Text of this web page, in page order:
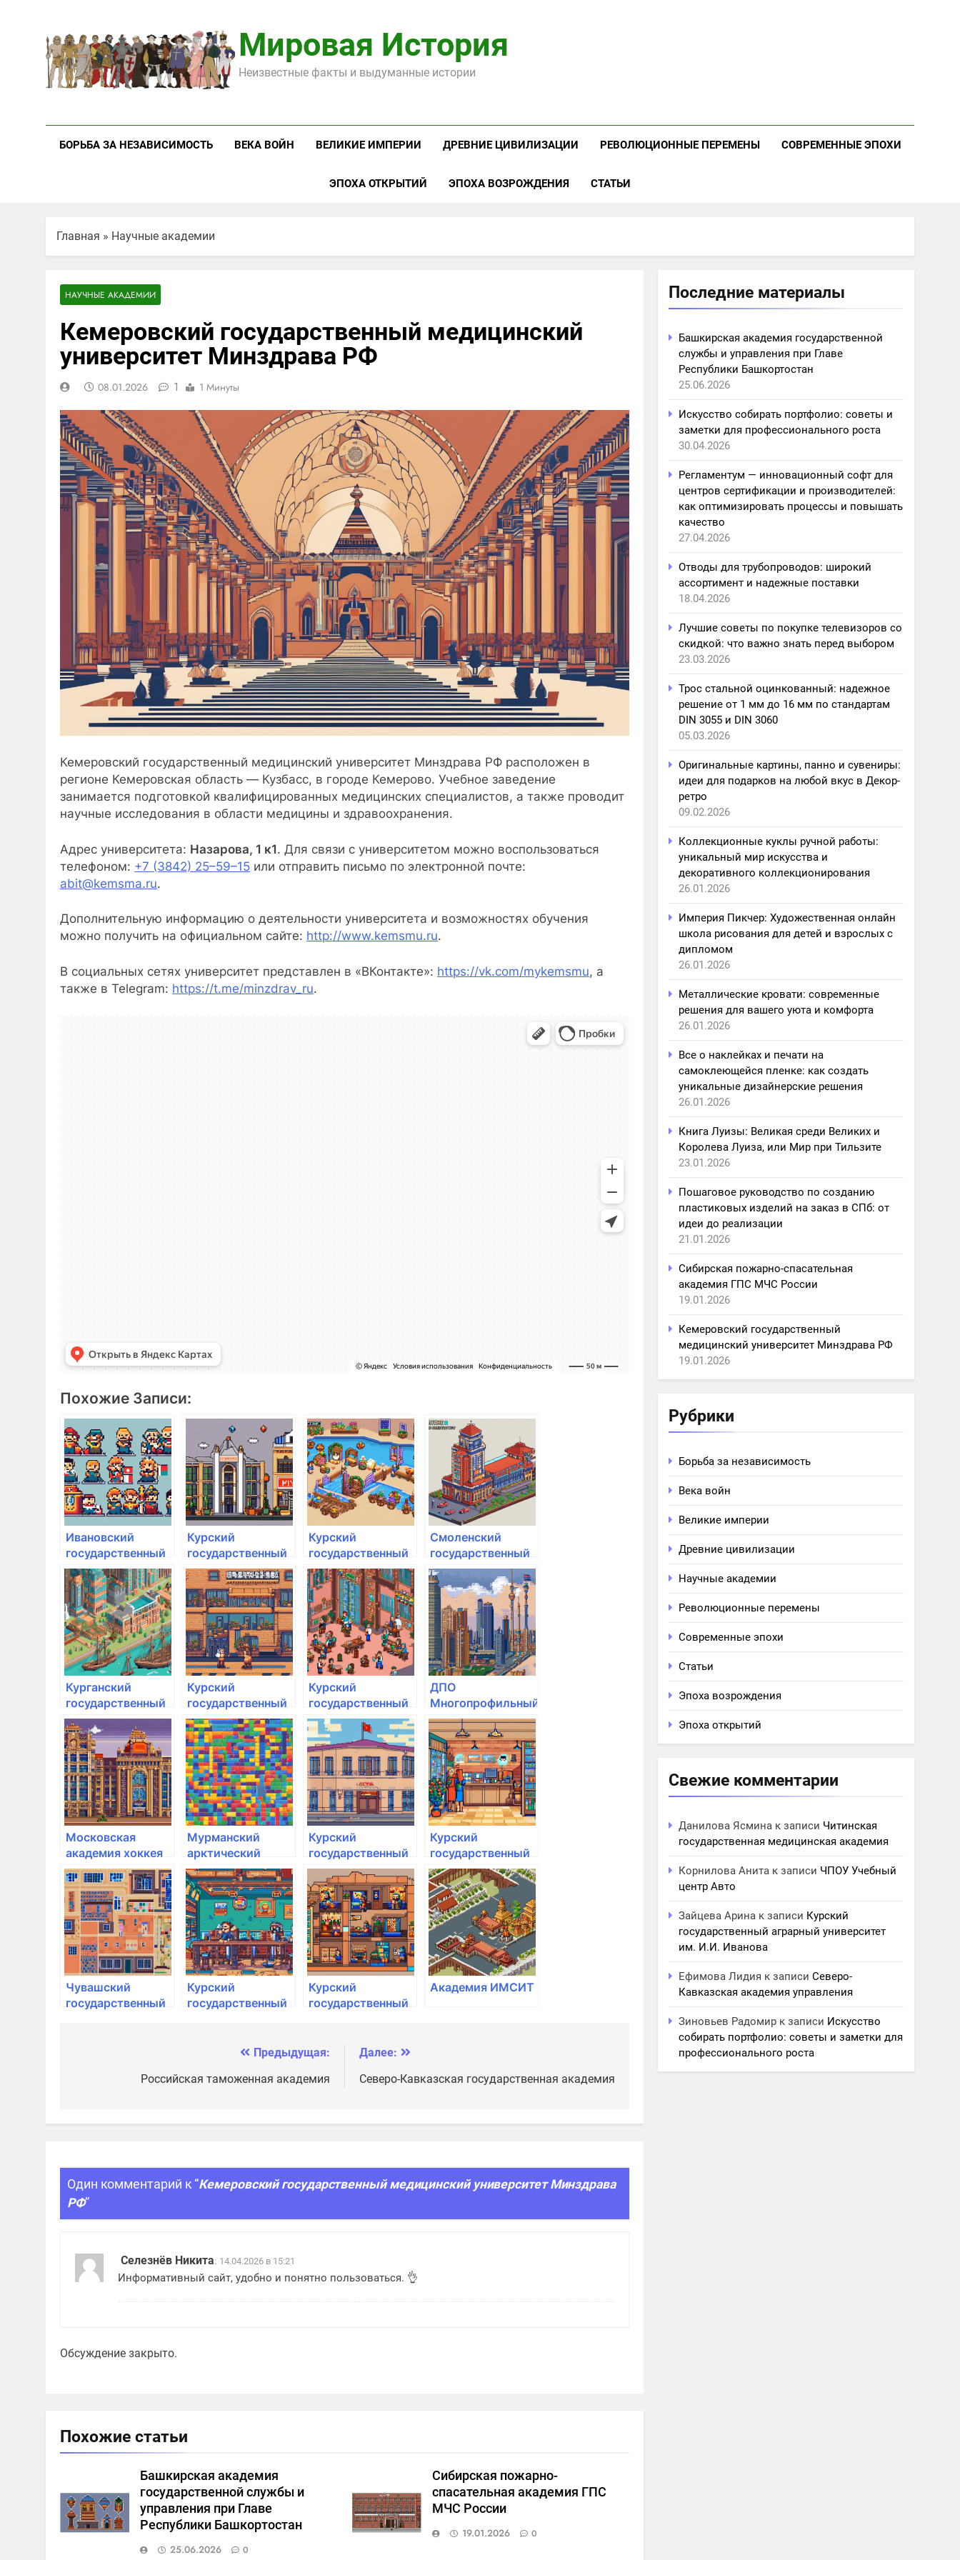
содержимому
Мировая История
Неизвестные факты и выдуманные истории
БОРЬБА ЗА НЕЗАВИСИМОСТЬ ВЕКА ВОЙН ВЕЛИКИЕ ИМПЕРИИ ДРЕВНИЕ ЦИВИЛИЗАЦИИ РЕВОЛЮЦИОННЫЕ ПЕРЕМЕНЫ СОВРЕМЕННЫЕ ЭПОХИ
ЭПОХА ОТКРЫТИЙ ЭПОХА ВОЗРОЖДЕНИЯ СТАТЬИ
Главная » Научные академии
НАУЧНЫЕ АКАДЕМИИ
Кемеровский государственный медицинский
университет Минздрава РФ
08.01.2026 1 1 Минуты
Кемеровский государственный медицинский университет Минздрава РФ расположен в
регионе Кемеровская область — Кузбасс, в городе Кемерово. Учебное заведение
занимается подготовкой квалифицированных медицинских специалистов, а также проводит
научные исследования в области медицины и здравоохранения.
Адрес университета: Назарова, 1 к1. Для связи с университетом можно воспользоваться
телефоном: +7 (3842) 25–59–15 или отправить письмо по электронной почте:
abit@kemsma.ru.
Дополнительную информацию о деятельности университета и возможностях обучения
можно получить на официальном сайте: http://www.kemsmu.ru.
В социальных сетях университет представлен в «ВКонтакте»: https://vk.com/mykemsmu, а
также в Telegram: https://t.me/minzdrav_ru.
Похожие Записи:
Ивановский
государственный
медицинский
университет
Минздрава
России
Курский
государственный
аграрный
университет им.
И.И. Иванова
Курский
государственный
аграрный
университет им.
И.И. Иванова
Смоленский
государственный
университет
спорта
Курганский
государственный
университет
Курский
государственный
аграрный
университет им.
И.И. Иванова
Курский
государственный
аграрный
университет им.
И.И. Иванова
ДПО
Многопрофильный
университет
инновационных
технологий
Московская
академия хоккея
Мурманский
арктический
государственный
университет
Курский
государственный
аграрный
университет им.
И.И. Иванова
Курский
государственный
аграрный
университет им.
И.И. Иванова
Чувашский
государственный
Курский
государственный
И.И. Иванова
Курский
государственный
И.И. Иванова
Академия ИМСИТ
Предыдущая:
Российская таможенная академия
Далее:
Северо-Кавказская государственная академия
Один комментарий к “Кемеровский государственный медицинский университет Минздрава
РФ”
Селезнёв Никита: 14.04.2026 в 15:21
Информативный сайт, удобно и понятно пользоваться. 👌
Обсуждение закрыто.
Похожие статьи
Башкирская академия
государственной службы и
управления при Главе
Республики Башкортостан
25.06.2026 0
Сибирская пожарно-
спасательная академия ГПС
МЧС России
19.01.2026 0
Последние материалы
Башкирская академия государственной
службы и управления при Главе
Республики Башкортостан
25.06.2026
Искусство собирать портфолио: советы и
заметки для профессионального роста
30.04.2026
Регламентум — инновационный софт для
центров сертификации и производителей:
как оптимизировать процессы и повышать
качество
27.04.2026
Отводы для трубопроводов: широкий
ассортимент и надежные поставки
18.04.2026
Лучшие советы по покупке телевизоров со
скидкой: что важно знать перед выбором
23.03.2026
Трос стальной оцинкованный: надежное
решение от 1 мм до 16 мм по стандартам
DIN 3055 и DIN 3060
05.03.2026
Оригинальные картины, панно и сувениры:
идеи для подарков на любой вкус в Декор-
ретро
09.02.2026
Коллекционные куклы ручной работы:
уникальный мир искусства и
декоративного коллекционирования
26.01.2026
Империя Пикчер: Художественная онлайн
школа рисования для детей и взрослых с
дипломом
26.01.2026
Металлические кровати: современные
решения для вашего уюта и комфорта
26.01.2026
Все о наклейках и печати на
самоклеющейся пленке: как создать
уникальные дизайнерские решения
26.01.2026
Книга Луизы: Великая среди Великих и
Королева Луиза, или Мир при Тильзите
23.01.2026
Пошаговое руководство по созданию
пластиковых изделий на заказ в СПб: от
идеи до реализации
21.01.2026
Сибирская пожарно-спасательная
академия ГПС МЧС России
19.01.2026
Кемеровский государственный
медицинский университет Минздрава РФ
19.01.2026
Рубрики
Борьба за независимость
Века войн
Великие империи
Древние цивилизации
Научные академии
Революционные перемены
Современные эпохи
Статьи
Эпоха возрождения
Эпоха открытий
Свежие комментарии
Данилова Ясмина к записи Читинская
государственная медицинская академия
Корнилова Анита к записи ЧПОУ Учебный
центр Авто
Зайцева Арина к записи Курский
государственный аграрный университет
им. И.И. Иванова
Ефимова Лидия к записиСеверо-
Кавказская академия управления
Зиновьев Радомир к записи Искусство
собирать портфолио: советы и заметки для
профессионального роста